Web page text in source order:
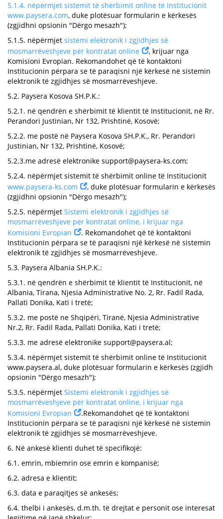
5.1.4. nëpërmjet sistemit të shërbimit online të Institucionit
www.paysera.com, duke plotësuar formularin e kërkesës
(zgjidhni opsionin "Dërgo mesazh");
5.1.5. nëpërmjet sistemi elektronik i zgjidhjes së
mosmarrëveshjeve për kontratat online
, krijuar nga
Komisioni Evropian. Rekomandohet që të kontaktoni
Institucionin përpara se të paraqisni një kërkesë në sistemin
elektronik të zgjidhjes së mosmarrëveshjeve.
5.2. Paysera Kosova SH.P.K.:
5.2.1. në qendrën e shërbimit të klientit të Institucionit, në Rr.
Perandori Justinian, Nr 132, Prishtinë, Kosovë;
5.2.2. me postë në Paysera Kosova SH.P.K., Rr. Perandori
Justinian, Nr 132, Prishtinë, Kosovë;
5.2.3.me adresë elektronike support@paysera-ks.com;
5.2.4. nëpërmjet sistemit të shërbimit online të Institucionit
www.paysera-ks.com
, duke plotësuar formularin e kërkesës
(zgjidhni opsionin "Dërgo mesazh");
5.2.5. nëpërmjet Sistemi elektronik i zgjidhjes së
mosmarrëveshjeve për kontratat online, i krijuar nga
Komisioni Evropian
. Rekomandohet që të kontaktoni
Institucionin përpara se të paraqisni një kërkesë në sistemin
elektronik të zgjidhjes së mosmarrëveshjeve.
5.3. Paysera Albania SH.P.K.:
5.3.1. në qendrën e shërbimit të klientit të Institucionit, në
Albania, Tirana, Njesia Administrative No. 2, Rr. Fadil Rada,
Pallati Donika, Kati i tretë;
5.3.2. me postë ne Shqipëri, Tiranë, Njesia Administrative
Nr.2, Rr. Fadil Rada, Pallati Donika, Kati i tretë;
5.3.3. me adresë elektronike support@paysera.al;
5.3.4. nëpërmjet sistemit të shërbimit online të Institucionit
www.paysera.al, duke plotësuar formularin e kërkesës (zgjidh
opsionin "Dërgo mesazh");
5.3.5. nëpërmjet Sistemi elektronik i zgjidhjes së
mosmarrëveshjeve për kontratat online, i krijuar nga
Komisioni Evropian
.Rekomandohet që të kontaktoni
Institucionin përpara se të paraqisni një kërkesë në sistemin
elektronik të zgjidhjes së mosmarrëveshjeve.
6. Në ankesë klienti duhet të specifikojë:
6.1. emrin, mbiemrin ose emrin e kompanisë;
6.2. adresa e klientit;
6.3. data e paraqitjes së ankesës;
6.4. thelbi i ankesës, d.m.th. të drejtat e personit ose interesat